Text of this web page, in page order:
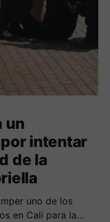
un
intentar
de la
uno de los
en Cali para la